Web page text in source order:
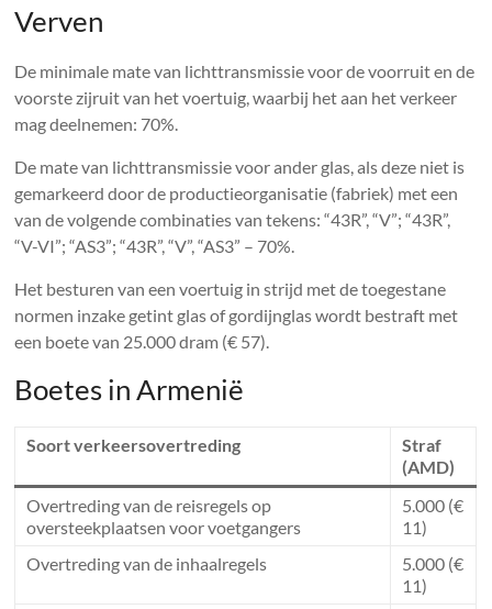
Verven
De minimale mate van lichttransmissie voor de voorruit en de
voorste zijruit van het voertuig, waarbij het aan het verkeer
mag deelnemen: 70%.
De mate van lichttransmissie voor ander glas, als deze niet is
gemarkeerd door de productieorganisatie (fabriek) met een
van de volgende combinaties van tekens: “43R”, “V”; “43R”,
“V-VI”; “AS3”; “43R”, “V”, “AS3” – 70%.
Het besturen van een voertuig in strijd met de toegestane
normen inzake getint glas of gordijnglas wordt bestraft met
een boete van 25.000 dram (€ 57).
Boetes in Armenië
Soort verkeersovertreding
Straf
(AMD)
Overtreding van de reisregels op
oversteekplaatsen voor voetgangers
5.000 (€
11)
Overtreding van de inhaalregels
5.000 (€
11)